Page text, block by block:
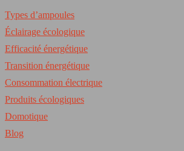
Types d’ampoules
Éclairage écologique
Efficacité énergétique
Transition énergétique
Consommation électrique
Produits écologiques
Domotique
Blog